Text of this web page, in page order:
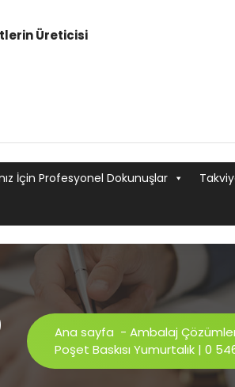
Üreticisi
İçin Profesyonel Dokunuşlar
Ana sayfa - Ambalaj
Poşet Baskısı Yumurtalık | 0